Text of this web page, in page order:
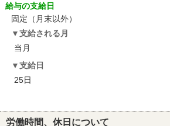
給与の支給日
固定（月末以外）
支給される月
当月
支給日
25日
労働時間、休日について